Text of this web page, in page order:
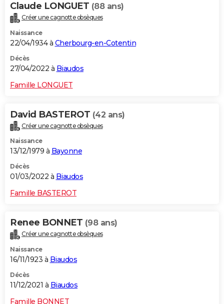
Claude LONGUET (88 ans)
Créer une cagnotte obsèques
Naissance
22/04/1934 à Cherbourg-en-Cotentin
Décès
27/04/2022 à Biaudos
Famille LONGUET
David BASTEROT (42 ans)
Créer une cagnotte obsèques
Naissance
13/12/1979 à Bayonne
Décès
01/03/2022 à Biaudos
Famille BASTEROT
Renee BONNET (98 ans)
Créer une cagnotte obsèques
Naissance
16/11/1923 à Biaudos
Décès
11/12/2021 à Biaudos
Famille BONNET